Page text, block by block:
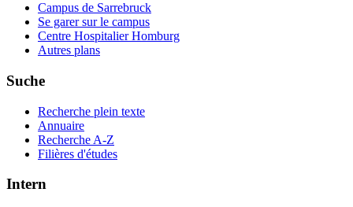
Campus de Sarrebruck
Se garer sur le campus
Centre Hospitalier Homburg
Autres plans
Suche
Recherche plein texte
Annuaire
Recherche A-Z
Filières d'études
Intern